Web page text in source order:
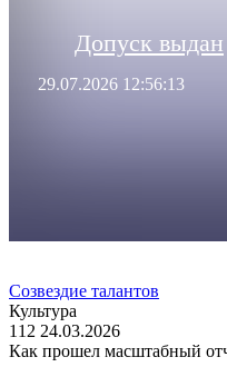
Допуск выдан
29.07.2026 12:56:13
Созвездие талантов
Культура
112 24.03.2026
Как прошел масштабный